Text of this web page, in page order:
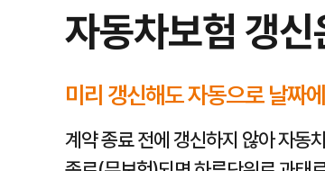
사고 발생 시 신속하고 정확한 보상을 위해 보험사고 접
나의 운전 습관과 운행 거리에 따른 맞춤 할인 특약 확
캐롯은 디지털 기반의 혁신적인 시스템으로 운전자의 안
긴급출동, 법률비용 등 필요한 특약 신중하게 선택
기본적인 대인, 대물 배상은 물론, 자기신체사고(자손),
자동차보험 갱
미리 갱신해도 자동으로 날짜
계약 종료 전에 갱신하지 않아 자동